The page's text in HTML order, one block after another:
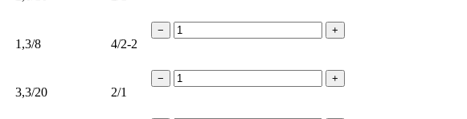
1,3/8 4/2-2
− +
3,3/20 2/1
− +